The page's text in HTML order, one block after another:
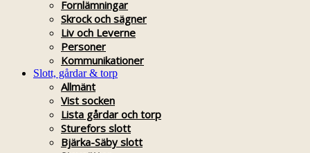
Fornlämningar
Skrock och sägner
Liv och Leverne
Personer
Kommunikationer
Slott, gårdar & torp
Allmänt
Vist socken
Lista gårdar och torp
Sturefors slott
Bjärka-Säby slott